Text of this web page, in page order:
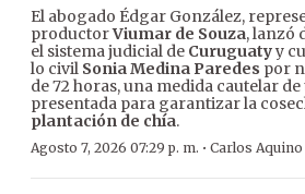
El abogado Édgar González,
productorViumar de Souza, lanzó
el sistema judicial de Curuguatyy
lo civil Sonia Medina Paredes por
de 72 horas, una medida cautelar
presentada para garantizar la
plantación de chía.
Agosto 7, 2026 07:29 p. m. · Carlos Aquino